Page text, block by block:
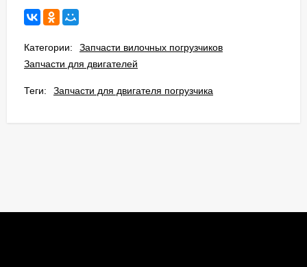
Категории:
Запчасти вилочных погрузчиков
Запчасти для двигателей
Теги: Запчасти для двигателя погрузчика